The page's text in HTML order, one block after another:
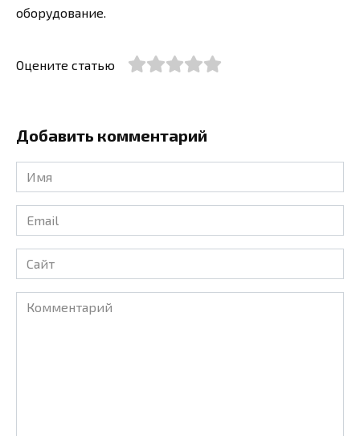
оборудование.
Оцените статью
Добавить комментарий
Имя
*
Email
*
Сайт
Комментарий